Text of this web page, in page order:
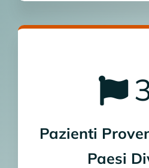
Pazienti
Paesi